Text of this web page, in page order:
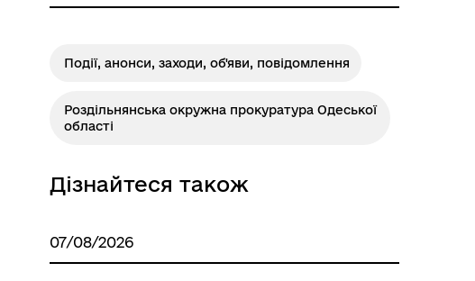
за
Роздільна
Лиманське
Події, анонси, заходи, об'яви, повідомлення
Роздільнянська окружна прокуратура Одеської
області
Дізнайтеся також
07/08/2026